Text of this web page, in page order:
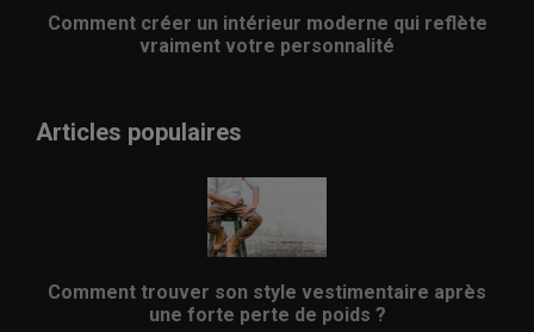
Comment créer un intérieur moderne qui reflète
vraiment votre personnalité
Articles populaires
Comment trouver son style vestimentaire après
une forte perte de poids ?